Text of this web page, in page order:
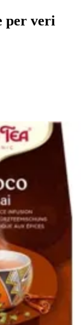
per veri